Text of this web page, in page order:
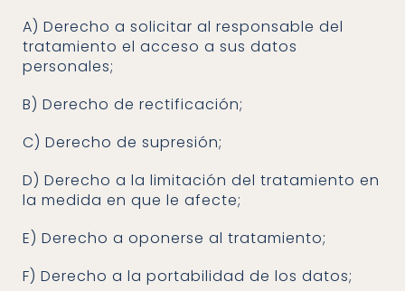
a) Derecho a solicitar al responsable del
tratamiento el acceso a sus datos
personales;
b) Derecho de rectificación;
c) Derecho de supresión;
d) Derecho a la limitación del tratamiento en
la medida en que le afecte;
e) Derecho a oponerse al tratamiento;
f) Derecho a la portabilidad de los datos;